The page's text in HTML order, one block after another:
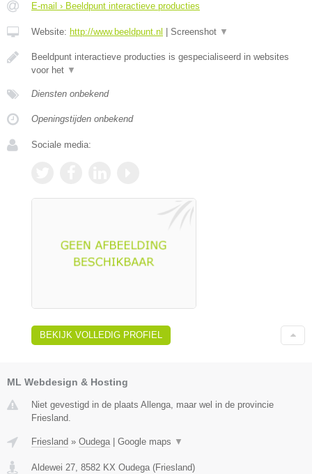
E-mail › Beeldpunt interactieve producties
Website: http://www.beeldpunt.nl Screenshot ▼
Beeldpunt interactieve producties is gespecialiseerd in websites
voor het ▼
Diensten onbekend
Openingstijden onbekend
Sociale media:
BEKIJK VOLLEDIG PROFIEL
ML Webdesign & Hosting
Niet gevestigd in de plaats Allenga, maar wel in de provincie
Friesland.
Friesland » Oudega | Google maps ▼
Aldewei 27 8582 KX Oudega (Friesland)